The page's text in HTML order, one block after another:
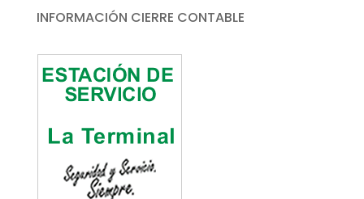
INFORMACIÓN CIERRE CONTABLE